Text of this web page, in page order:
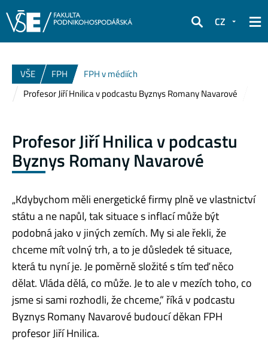
Hledat
CZ
VŠE FPH
FPH v médiích
Profesor Jiří Hnilica v podcastu Byznys Romany Navarové
Profesor Jiří Hnilica v podcastu
Byznys Romany Navarové
„Kdybychom měli energetické firmy plně ve vlastnictví
státu a ne napůl, tak situace s inflací může být
podobná jako v jiných zemích. My si ale řekli, že
chceme mít volný trh, a to je důsledek té situace,
která tu nyní je. Je poměrně složité s tím teď něco
dělat. Vláda dělá, co může. Je to ale v mezích toho, co
jsme si sami rozhodli, že chceme,“ říká v podcastu
Byznys Romany Navarové budoucí děkan FPH
profesor Jiří Hnilica.